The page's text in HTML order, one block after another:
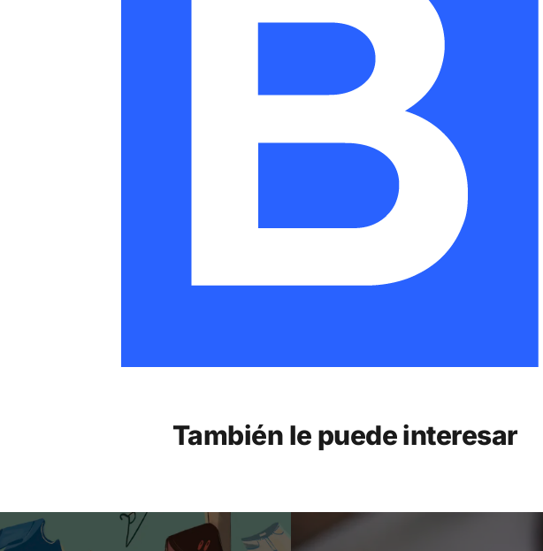
También le puede interesar